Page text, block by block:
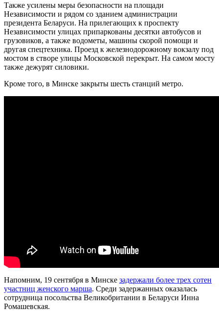
Также усилены меры безопасности на площади
Независимости и рядом со зданием администрации
президента Беларуси. На прилегающих к проспекту
Независимости улицах припаркованы десятки автобусов и
грузовиков, а также водометы, машины скорой помощи и
другая спецтехника. Проезд к железнодорожному вокзалу под
мостом в створе улицы Московской перекрыт. На самом мосту
также дежурят силовики.
Кроме того, в Минске закрыты шесть станций метро.
Напомним, 19 сентября в Минске задержали более трех сотен
участниц женского марша. Среди задержанных оказалась
сотрудница посольства Великобритании в Беларуси Инна
Ромашевская.